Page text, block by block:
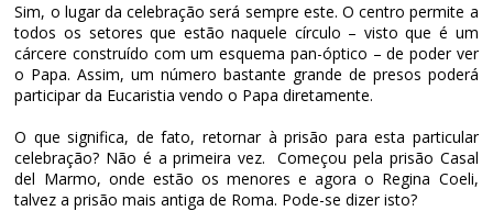
Sim, o lugar da celebração será sempre este. O centro permite a
todos os setores que estão naquele círculo – visto que é um
cárcere construído com um esquema pan-óptico – de poder ver
o Papa. Assim, um número bastante grande de presos poderá
participar da Eucaristia vendo o Papa diretamente.
O que significa, de fato, retornar à prisão para esta particular
celebração? Não é a primeira vez. Começou pela prisão Casal
del Marmo, onde estão os menores e agora o Regina Coeli,
talvez a prisão mais antiga de Roma. Pode-se dizer isto?